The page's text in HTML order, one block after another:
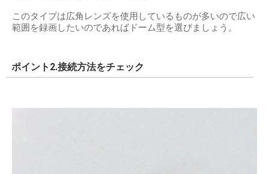
このタイプは広角レンズを使用しているものが多いので広い
範囲を録画したいのであればドーム型を選びましょう。
ポイント2.接続方法をチェック